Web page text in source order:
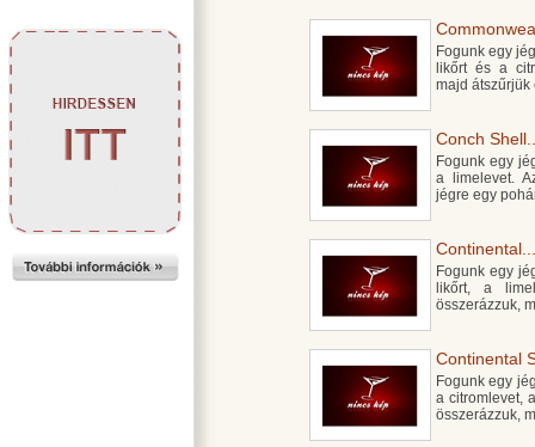
Fogunk egy
likőrt és a
majd átszűrjük
Conch
Fogunk egy
a limelevet.
jégre egy
Continental...
Fogunk egy
likőrt, a
összerázzuk,
Continental
Fogunk egy
a citromlevet,
összerázzuk,